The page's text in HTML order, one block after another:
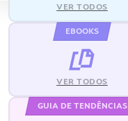
VER TODOS
EBOOKS
VER TODOS
GUIA DE TENDÊNCIAS